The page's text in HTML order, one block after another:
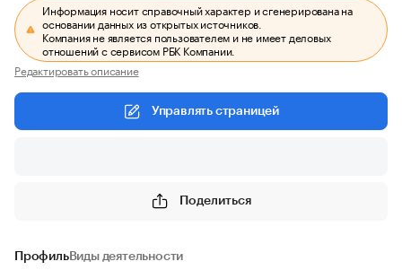
Информация носит справочный характер и сгенерирована на
основании данных из открытых источников.
Компания не является пользователем и не имеет деловых
отношений с сервисом РБК Компании.
Редактировать описание
Управлять страницей
Поделиться
ПрофильВиды деятельности